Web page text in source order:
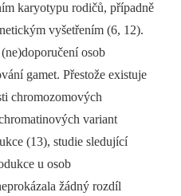
karyotypu rodičů, případně
vyšetřením (6, 12).
osob
gamet. Přestože existuje
chromozomových
variant
(13), studie sledující
u osob
žádný rozdíl